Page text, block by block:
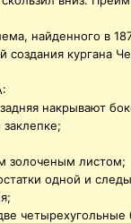
найденного в
создания кургана
накрывают
золоченым листом;
одной и